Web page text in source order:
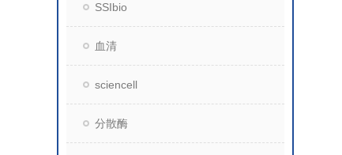
SSIbio
血清
sciencell
分散酶